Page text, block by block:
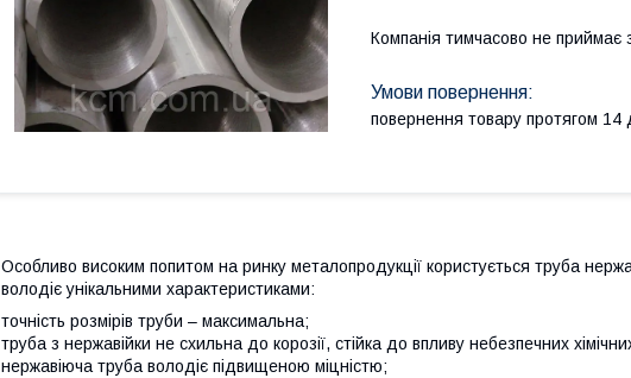
Компанія тимчасово не приймає
повернення товару протягом 14
Особливо високим попитом на ринку металопродукції користується труба
володіє унікальними характеристиками:
точність розмірів труби – максимальна;
труба з нержавійки не схильна до корозії, стійка до впливу небезпечних
нержавіюча труба володіє підвищеною міцністю;